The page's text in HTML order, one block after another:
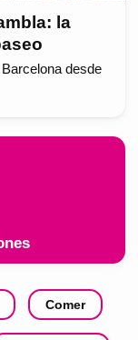
la
desde
Comer